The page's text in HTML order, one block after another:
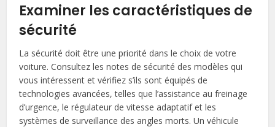
Examiner les caractéristiques de
sécurité
La sécurité doit être une priorité dans le choix de votre
voiture. Consultez les notes de sécurité des modèles qui
vous intéressent et vérifiez s’ils sont équipés de
technologies avancées, telles que l’assistance au freinage
d’urgence, le régulateur de vitesse adaptatif et les
systèmes de surveillance des angles morts. Un véhicule